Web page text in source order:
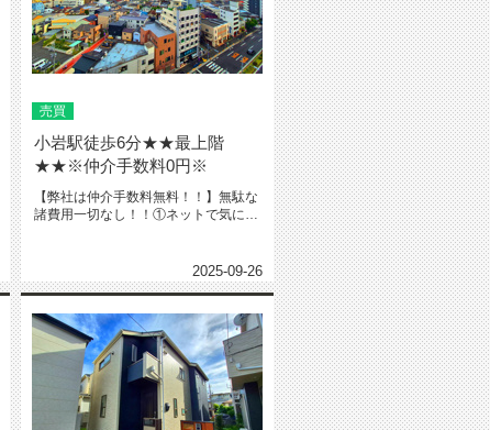
売買
小岩駅徒歩6分★★最上階
★★※仲介手数料0円※
【弊社は仲介手数料無料！！】無駄な
諸費用一切なし！！①ネットで気にな
2025-09-26